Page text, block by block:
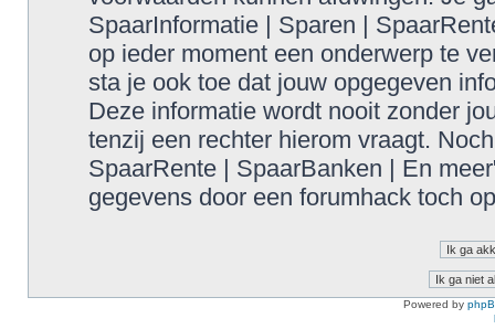
SpaarInformatie | Sparen |
op ieder moment een onderwerp te
sta je ook toe dat jouw opgegeven
Deze informatie wordt nooit zonder
tenzij een rechter hierom vraagt.
SpaarRente | SpaarBanken | En
gegevens door een forumhack toch
Powered by